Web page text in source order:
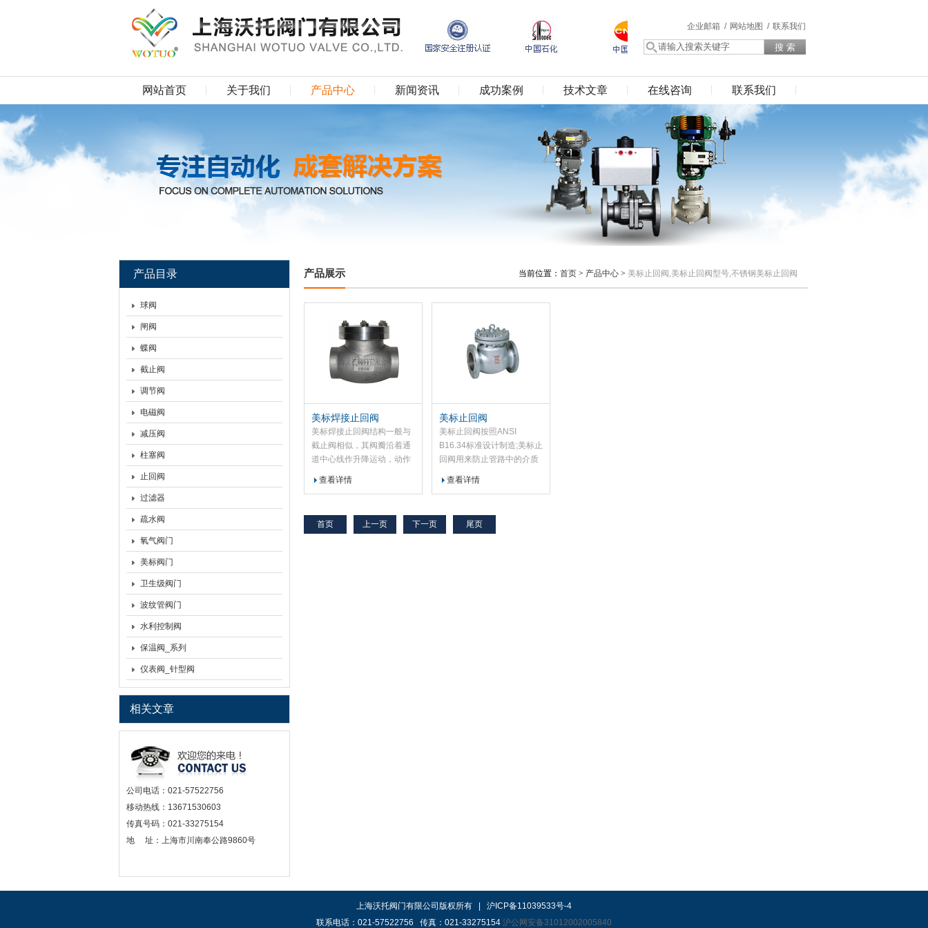
上海沃托阀门有限公司
联系我们
网站地图 /
企业邮箱 /
网站首页 关于我们 产品中心 新闻资讯 成功案例 技术文章 在线咨询 联系我们
产品目录
球阀
闸阀
蝶阀
截止阀
调节阀
电磁阀
减压阀
柱塞阀
止回阀
过滤器
疏水阀
氧气阀门
美标阀门
卫生级阀门
波纹管阀门
水利控制阀
保温阀_系列
仪表阀_针型阀
相关文章
公司电话：021-57522756
移动热线：13671530603
传真号码：021-33275154
地 址：上海市川南奉公路9860号
产品展示 当前位置： 首页 > 产品中心 > 美标止回阀,美标止回阀型号,不锈钢美标止回阀
美标焊接止回阀
美标焊接止回阀结构一般与
截止阀相似，其阀瓣沿着通
道中心线作升降运动，动作
标焊接止回阀主要作用是防
电动机反转，以及容器介质
的泄放。
查看详情
美标止回阀
美标止回阀按照ANSI
B16.34标准设计制造;美标止
回阀用来防止管路中的介质
类，启闭件靠流动介质的力
阀广泛应用于电站，石油，
化工，制药，食品等行业.
查看详情
首页 上一页 下一页 尾页
上海沃托阀门有限公司版权所有 | 沪ICP备11039533号-4
联系电话：021-57522756 传真：021-33275154 沪公网安备31012002005840